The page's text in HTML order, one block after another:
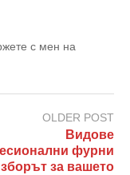
с мен на
OLDER POST
Видове
фурни
за вашето